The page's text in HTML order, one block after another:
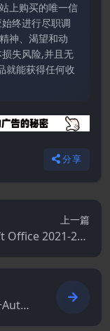
上购买的唯一信
终进行尽职调
神、渴望和动
失风险,并且无
就能获得任何收
分享
上一篇
2021-202
Plus专业增强版